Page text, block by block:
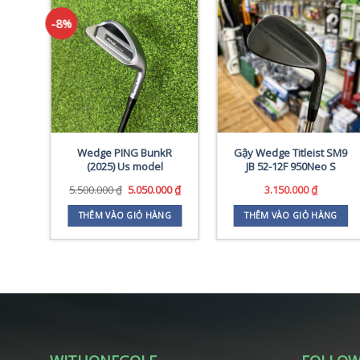
-8%
Wedge PING BunkR
(2025) Us model
5.500.000₫ Giá
là:
5.500.000 ₫.
5.050.000₫Giá
là:
5.050.000 ₫.
THÊM VÀO GIỎ HÀNG
Gậy Wedge Titleist SM9
JB 52-12F 950Neo S
3.150.000₫
THÊM VÀO GIỎ HÀNG
3.900.000 ₫.